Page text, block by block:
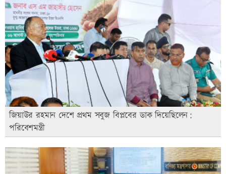
জিয়াউর রহমান দেশে প্রথম সবুজ বিপ্লবের ডাক দিয়েছিলেন:
পরিবেশমন্ত্রী